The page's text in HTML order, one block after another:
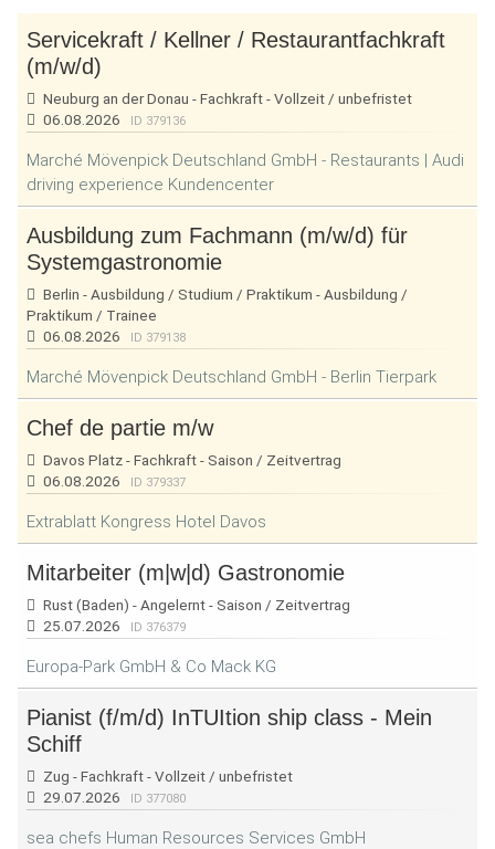
Servicekraft / Kellner / Restaurantfachkraft
(m/w/d)
Neuburg an der Donau - Fachkraft - Vollzeit / unbefristet
06.08.2026
ID 379136
Marché Mövenpick Deutschland GmbH - Restaurants | Audi
driving experience Kundencenter
Ausbildung zum Fachmann (m/w/d) für
Systemgastronomie
Berlin - Ausbildung / Studium / Praktikum - Ausbildung /
Praktikum / Trainee
06.08.2026
ID 379138
Marché Mövenpick Deutschland GmbH - Berlin Tierpark
Chef de partie m/w
Davos Platz - Fachkraft - Saison / Zeitvertrag
06.08.2026
ID 379337
Extrablatt Kongress Hotel Davos
Mitarbeiter (m|w|d) Gastronomie
Rust (Baden) - Angelernt - Saison / Zeitvertrag
25.07.2026
ID 376379
Europa-Park GmbH & Co Mack KG
Pianist (f/m/d) InTUItion ship class - Mein
Schiff
Zug - Fachkraft - Vollzeit / unbefristet
29.07.2026
ID 377080
sea chefs Human Resources Services GmbH